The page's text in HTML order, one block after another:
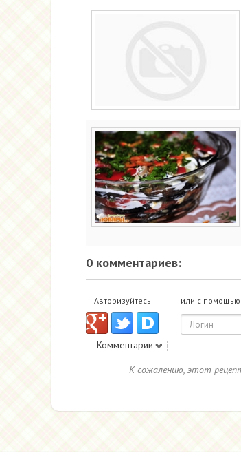
0 комментариев:
Авторизуйтесь или с помощью
Комментарии
К сожалению, этот